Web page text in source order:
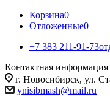
Корзина0
Отложенные0
+7 383 211-91-73
Контактная информация
г. Новосибирск, ул.
ynisibmash@mail.ru